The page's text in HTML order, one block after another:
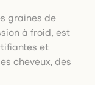
graines de
à froid, est
et
cheveux, des